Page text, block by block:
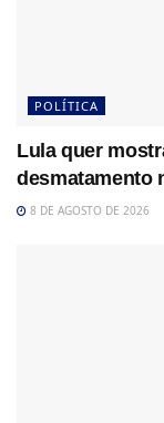
POLÍTICA
Lula quer
desmatamento
8 DE AGOSTO DE 2026